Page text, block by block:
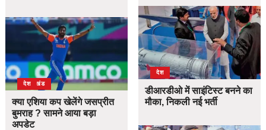
उत्तराखंड
देश
क्या एशिया कप खेलेंगे जसप्रीत
बुमराह ? सामने आया बड़ा
अपडेट
देश
डीआरडीओ में साइंटिस्ट बनने का
मौका, निकली नई भर्ती